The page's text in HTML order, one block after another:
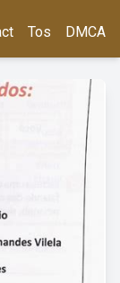
Tos DMCA